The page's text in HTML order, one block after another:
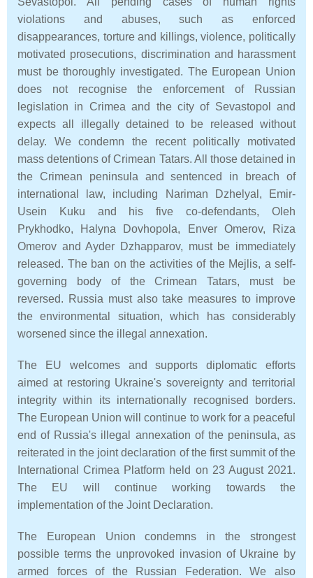
violations and abuses, such as enforced
disappearances, torture and killings, violence, politically
motivated prosecutions, discrimination and harassment
must be thoroughly investigated. The European Union
does not recognise the enforcement of Russian
legislation in Crimea and the city of Sevastopol and
expects all illegally detained to be released without
delay. We condemn the recent politically motivated
mass detentions of Crimean Tatars. All those detained in
the Crimean peninsula and sentenced in breach of
international law, including Nariman Dzhelyal, Emir-
Usein Kuku and his five co-defendants, Oleh
Prykhodko, Halyna Dovhopola, Enver Omerov, Riza
Omerov and Ayder Dzhapparov, must be immediately
released. The ban on the activities of the Mejlis, a self-
governing body of the Crimean Tatars, must be
reversed. Russia must also take measures to improve
the environmental situation, which has considerably
worsened since the illegal annexation.
The EU welcomes and supports diplomatic efforts
aimed at restoring Ukraine's sovereignty and territorial
integrity within its internationally recognised borders.
The European Union will continue to work for a peaceful
end of Russia's illegal annexation of the peninsula, as
reiterated in the joint declaration of the first summit of the
International Crimea Platform held on 23 August 2021.
The EU will continue working towards the
implementation of the Joint Declaration.
The European Union condemns in the strongest
possible terms the unprovoked invasion of Ukraine by
armed forces of the Russian Federation. We also